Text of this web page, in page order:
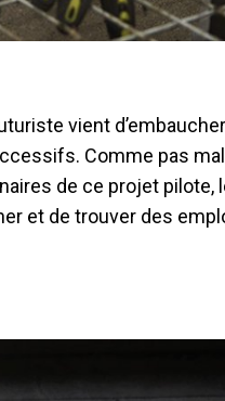
vient
Comme pas
de ce projet pilote,
et de trouver des